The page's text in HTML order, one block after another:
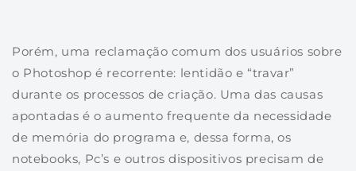
Porém, uma reclamação comum dos usuários sobre
o Photoshop é recorrente: lentidão e “travar”
durante os processos de criação. Uma das causas
apontadas é o aumento frequente da necessidade
de memória do programa e, dessa forma, os
notebooks, Pc’s e outros dispositivos precisam de